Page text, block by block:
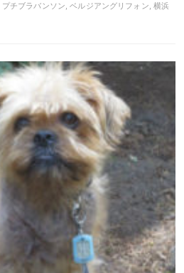
チブラバンソン, ベルジアングリフォン, 横浜